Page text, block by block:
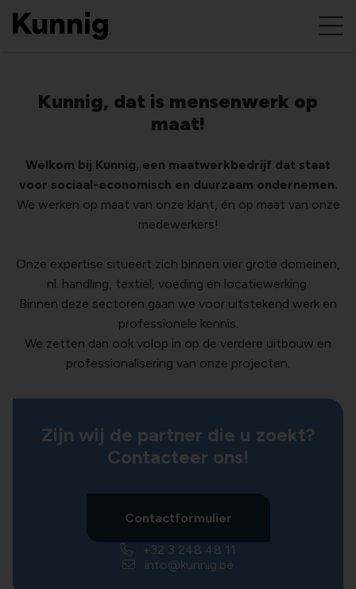
Kunnig, dat is mensenwerk op
maat!
Welkom bij Kunnig, een maatwerkbedrijf dat staat
voor sociaal-economisch en duurzaam ondernemen.
We werken op maat van onze klant, én op maat van onze
medewerkers!
Onze expertise situeert zich binnen vier grote domeinen,
nl. handling, textiel, voeding en locatiewerking.
Binnen deze sectoren gaan we voor uitstekend werk en
professionele kennis.
We zetten dan ook volop in op de verdere uitbouw en
professionalisering van onze projecten.
Zijn wij de partner die u zoekt?
Contacteer ons!
Contactformulier
+32 3 248 48 11
info@kunnig.be